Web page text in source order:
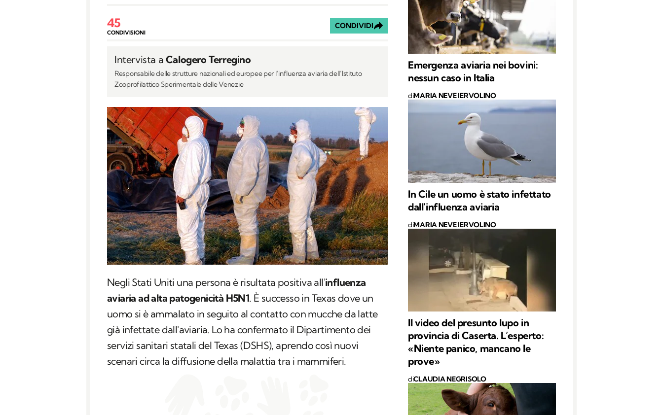
45
CONDIVISIONI
CONDIVIDI
Intervista a Calogero Terregino
Responsabile delle strutture nazionali ed europee per l’influenza aviaria dell’Istituto
Zooprofilattico Sperimentale delle Venezie
Negli Stati Uniti una persona è risultata positiva all'influenza
aviaria ad alta patogenicità H5N1. È successo in Texas dove un
uomo si è ammalato in seguito al contatto con mucche da latte
già infettate dall'aviaria. Lo ha confermato il Dipartimento dei
servizi sanitari statali del Texas (DSHS), aprendo così nuovi
scenari circa la diffusione della malattia tra i mammiferi.
Emergenza aviaria nei bovini:
nessun caso in Italia
diMARIA NEVE IERVOLINO
In Cile un uomo è stato infettato
dall’influenza aviaria
diMARIA NEVE IERVOLINO
Il video del presunto lupo in
provincia di Caserta. L’esperto:
«Niente panico, mancano le
prove»
diCLAUDIA NEGRISOLO